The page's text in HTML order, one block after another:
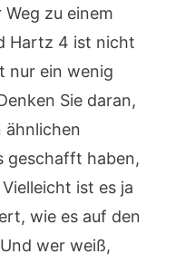
zu einem
Hartz 4 ist nicht
nur ein wenig
Sie daran,
ähnlichen
geschafft haben,
ist es ja
wie es auf den
wer weiß,